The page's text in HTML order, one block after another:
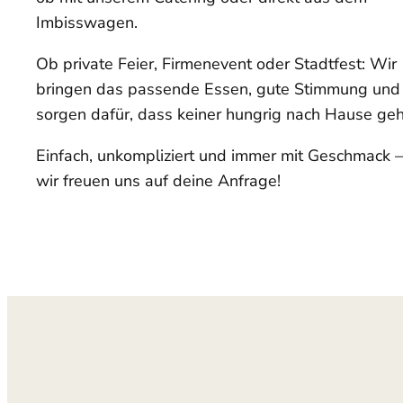
Imbisswagen.
Ob private Feier, Firmenevent oder Stadtfest: Wir
bringen das passende Essen, gute Stimmung und
sorgen dafür, dass keiner hungrig nach Hause
Einfach, unkompliziert und immer mit Geschmack –
wir freuen uns auf deine Anfrage!